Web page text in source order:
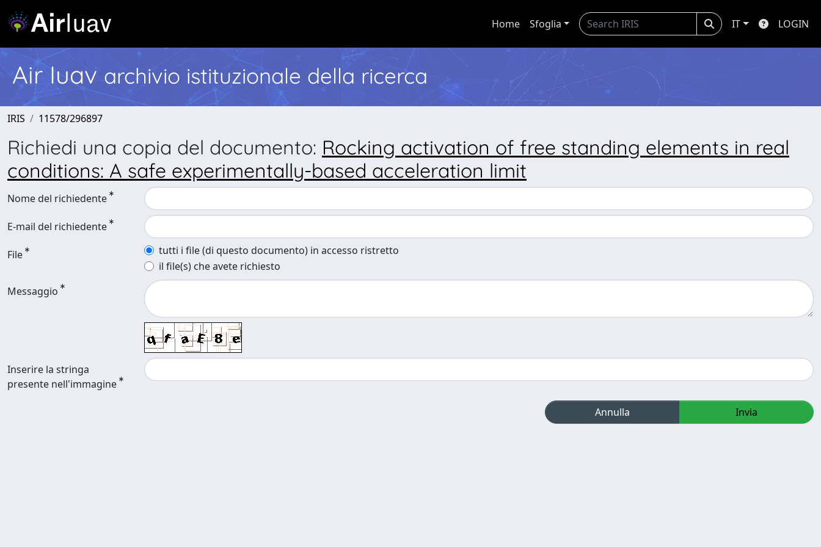
Home Sfoglia IT LOGIN
Air Iuav archivio istituzionale della ricerca
IRIS 11578/296897
Richiedi una copia del documento: Rocking activation of free standing elements in real
conditions: A safe experimentally-based acceleration limit
Nome del richiedente
E-mail del richiedente
File
tutti i file (di questo documento) in accesso ristretto
il file(s) che avete richiesto
Messaggio
Inserire la stringa
presente nell'immagine
Annulla Invia